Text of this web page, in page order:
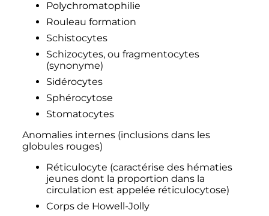
Polychromatophilie
Rouleau formation
Schistocytes
Schizocytes, ou fragmentocytes
(synonyme)
Sidérocytes
Sphérocytose
Stomatocytes
Anomalies internes (inclusions dans les
globules rouges)
Réticulocyte (caractérise des hématies
jeunes dont la proportion dans la
circulation est appelée réticulocytose)
Corps de Howell-Jolly